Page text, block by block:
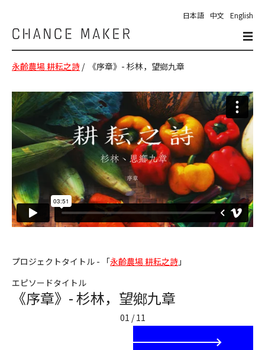
日本語 中文 English
Chance
☰
永齡農場 耕耘之詩 / 《序章》- 杉林，望鄉九章
プロジェクトタイトル - 「永齡農場 耕耘之詩 」
エピソードタイトル
《序章》- 杉林，望鄉九章
01 / 11